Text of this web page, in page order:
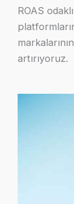
ROAS
artırıyoruz.